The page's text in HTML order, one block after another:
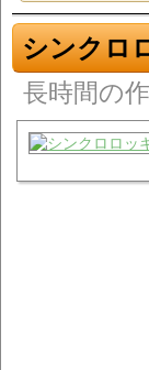
シンクロ
長時間の